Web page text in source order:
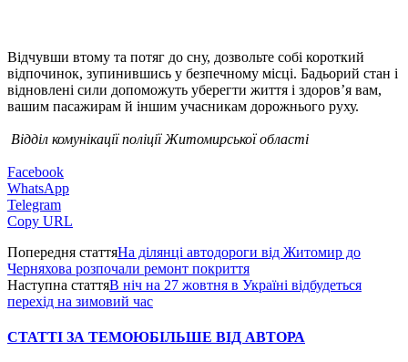
Відчувши втому та потяг до сну, дозвольте собі короткий
відпочинок, зупинившись у безпечному місці. Бадьорий стан і
відновлені сили допоможуть уберегти життя і здоров’я вам,
вашим пасажирам й іншим учасникам дорожнього руху.
Відділ комунікації поліції Житомирської області
Facebook
WhatsApp
Telegram
Copy URL
Попередня статтяНа ділянці автодороги від Житомир до
Черняхова розпочали ремонт покриття
Наступна статтяВ ніч на 27 жовтня в Україні відбудеться
перехід на зимовий час
СТАТТІ ЗА ТЕМОЮБІЛЬШЕ ВІД АВТОРА